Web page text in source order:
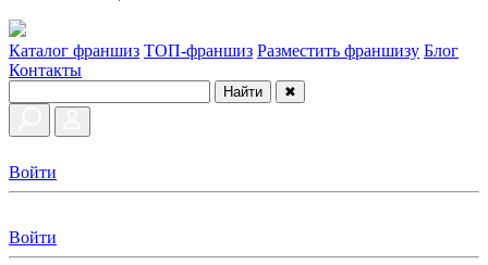
Каталог франшиз ТОП-франшиз Разместить франшизу Блог
Контакты
Найти ✖
Войти
Войти